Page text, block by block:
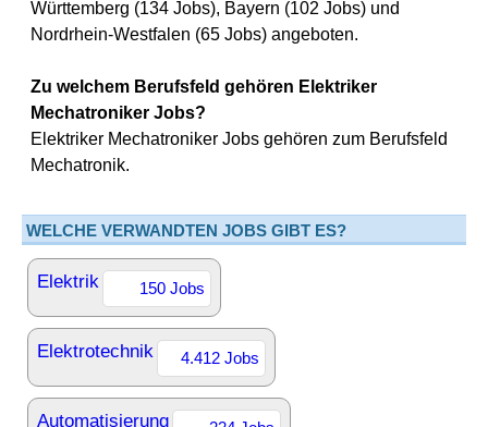
Württemberg (134 Jobs), Bayern (102 Jobs) und
Nordrhein-Westfalen (65 Jobs) angeboten.
Zu welchem Berufsfeld gehören Elektriker
Mechatroniker Jobs?
Elektriker Mechatroniker Jobs gehören zum Berufsfeld
Mechatronik.
WELCHE VERWANDTEN JOBS GIBT ES?
Elektrik 150 Jobs
Elektrotechnik 4.412 Jobs
Automatisierung